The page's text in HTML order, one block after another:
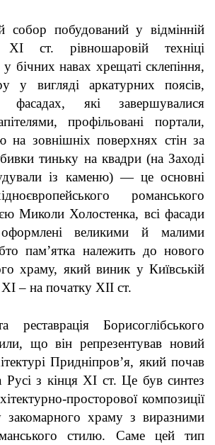
собор побудований у відмінній
ст. рівношаровій техніці
бічних навах хрещаті склепіння,
у вигляді аркатурних поясів,
фасадах, які завершувалися
профільовані портали,
на зовнішніх поверхнях стін за
тиньку на квадри (на Заході
із каменю) — це основні
романського
Миколи Холостенка, всі фасади
великими й малими
пам’ятка належить до нового
храму, який виник у Київській
– на початку ХІІ ст.
реставрація Борисоглібського
що він репрезентував новий
Придніпров’я, який почав
Русі з кінця ХІ ст. Це був синтез
просторової композиції
закомарного храму з виразними
стилю. Саме цей тип